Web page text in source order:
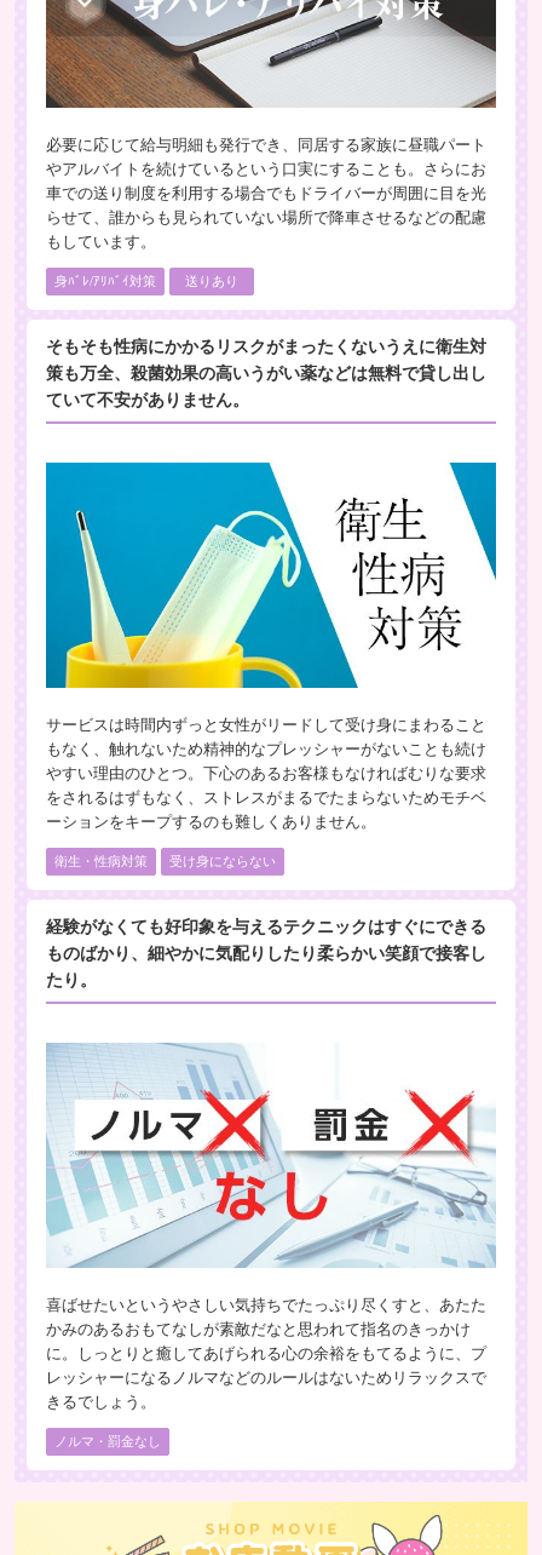
必要に応じて給与明細も発行でき、同居する家族に昼職パート
やアルバイトを続けているという口実にすることも。さらにお
車での送り制度を利用する場合でもドライバーが周囲に目を光
らせて、誰からも見られていない場所で降車させるなどの配慮
もしています。
身ﾊﾞﾚ/ｱﾘﾊﾞｲ対策 送りあり
そもそも性病にかかるリスクがまったくないうえに衛生対
策も万全、殺菌効果の高いうがい薬などは無料で貸し出し
ていて不安がありません。
サービスは時間内ずっと女性がリードして受け身にまわること
もなく、触れないため精神的なプレッシャーがないことも続け
やすい理由のひとつ。下心のあるお客様もなければむりな要求
をされるはずもなく、ストレスがまるでたまらないためモチベ
ーションをキープするのも難しくありません。
衛生・性病対策 受け身にならない
経験がなくても好印象を与えるテクニックはすぐにできる
ものばかり、細やかに気配りしたり柔らかい笑顔で接客し
たり。
喜ばせたいというやさしい気持ちでたっぷり尽くすと、あたた
かみのあるおもてなしが素敵だなと思われて指名のきっかけ
に。しっとりと癒してあげられる心の余裕をもてるように、プ
レッシャーになるノルマなどのルールはないためリラックスで
きるでしょう。
ノルマ・罰金なし